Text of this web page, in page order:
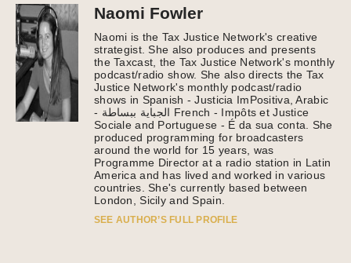
Naomi Fowler
Naomi is the Tax Justice Network's creative
strategist. She also produces and presents
the Taxcast, the Tax Justice Network's monthly
podcast/radio show. She also directs the Tax
Justice Network's monthly podcast/radio
shows in Spanish - Justicia ImPositiva, Arabic
- الجباية ببساطة French - Impôts et Justice
Sociale and Portuguese - É da sua conta. She
produced programming for broadcasters
around the world for 15 years, was
Programme Director at a radio station in Latin
America and has lived and worked in various
countries. She's currently based between
London, Sicily and Spain.
SEE AUTHOR’S FULL PROFILE